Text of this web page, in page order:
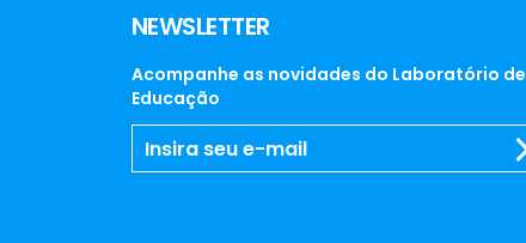
NEWSLETTER
Acompanhe as novidades do Laboratório de
Educação